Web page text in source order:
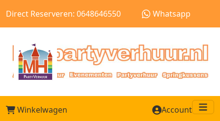
Direct Reserveren: 0648646550 Whatsapp
Winkelwagen Account